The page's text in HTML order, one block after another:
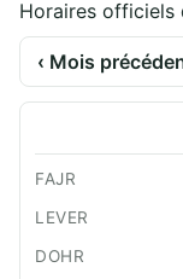
Horaires officiels
‹ Mois